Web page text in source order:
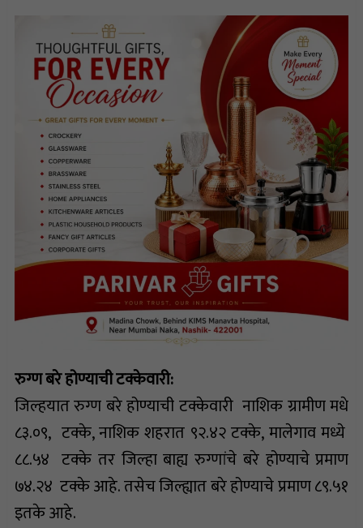
रुग्ण बरे होण्याची टक्केवारी:
जिल्हयात रुग्ण बरे होण्याची टक्केवारी नाशिक ग्रामीण मधे
८३.०९, टक्के, नाशिक शहरात ९२.४२ टक्के, मालेगाव मध्ये
८८.५४ टक्के तर जिल्हा बाह्य रुग्णांचे बरे होण्याचे प्रमाण
७४.२४ टक्के आहे. तसेच जिल्ह्यात बरे होण्याचे प्रमाण ८९.५१
इतके आहे.